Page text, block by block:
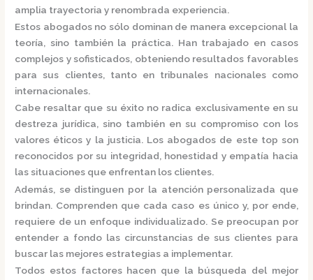
amplia trayectoria y renombrada experiencia.
Estos abogados no sólo dominan de manera excepcional la
teoría, sino también la práctica. Han trabajado en casos
complejos y sofisticados, obteniendo resultados favorables
para sus clientes, tanto en tribunales nacionales como
internacionales.
Cabe resaltar que su éxito no radica exclusivamente en su
destreza jurídica, sino también en su compromiso con los
valores éticos y la justicia. Los abogados de este top son
reconocidos por su integridad, honestidad y empatía hacia
las situaciones que enfrentan los clientes.
Además, se distinguen por la atención personalizada que
brindan. Comprenden que cada caso es único y, por ende,
requiere de un enfoque individualizado. Se preocupan por
entender a fondo las circunstancias de sus clientes para
buscar las mejores estrategias a implementar.
Todos estos factores hacen que la búsqueda del mejor